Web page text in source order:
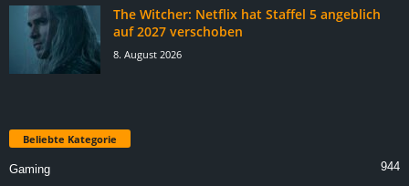
The Witcher: Netflix hat Staffel 5 angeblich
auf 2027 verschoben
8. August 2026
Beliebte Kategorie
Gaming 944